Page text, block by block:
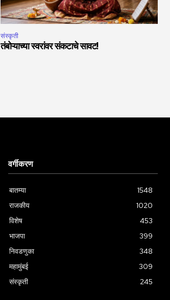
संस्कृती
तंबोऱ्याच्या स्वरांवर संकटाचे सावट!
वर्गीकरण
बातम्या
1548
राजकीय
1020
विशेष
453
भाजपा
399
निवडणुका
348
महामुंबई
309
संस्कृती
245